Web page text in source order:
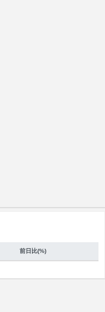
前日比(%)